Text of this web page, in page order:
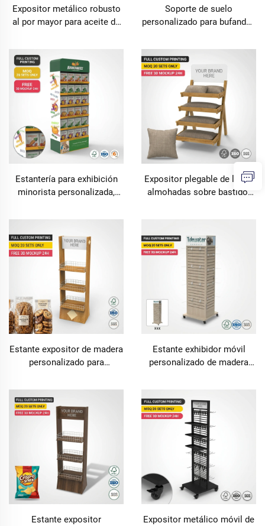
Expositor metálico robusto
al por mayor para aceite de
para motores; accesorio
comercial para estaciones
de lubricación automotriz
Soporte de suelo
personalizado para bufandas
ropa y accesorios, estante
expositor para tiendas
minoristas y boutiques
Estantería para exhibición
minorista personalizada,
suelo para alimentos y
estantería de varios niveles
de fácil montaje, estante
para puntos de venta (POS)
en supermercados.
Expositor plegable de lino y
almohadas sobre bastidor
tiendas minoristas de
bienestar, spas y boutiques;
fabricación bajo pedido
(OEM)
Estante expositor de madera
personalizado para
para pan, pasteles y postres,
estantería expositora para
galletas gourmet y
productos delicatessen
Estante exhibidor móvil
personalizado de madera
con ruedas, vertical de pie,
para exhibición de calzado
en tiendas minoristas.
Estante expositor
Expositor metálico móvil de